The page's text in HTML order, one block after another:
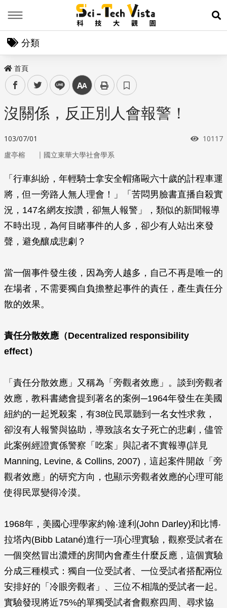
展
分類
首頁
facebooktwitter line 中
沒關係，反正別人會報警！
103/07/01 瀏覽次
10117
盧亭榕 ｜ 國立東華大學社會學系
「行車糾紛，年輕騎士拿安全帽痛毆六十歲的計程車運
將，但一旁路人無人理會！」「苦悶男臉書直播自殺實
況，147名網友按讚，卻無人報警」，類似的新聞報導
不時出現，為何目睹事件的人多，卻少有人站出來發
聲，避免釀成悲劇？
當一個事件發生後，因為旁人越多，自己不再是唯一的
在場者，不需要獨自負擔整起事件的責任，產生責任分
散的效果。
責任分散效應（Decentralized responsibility
effect）
「責任分散效應」又稱為「旁觀者效應」。談到旁觀者
效應，教科書總會提到著名的案例─1964年發生在美國
紐約的一起兇殺案，有38位民眾聽到一名女性求救，
卻沒有人報警與協助，導致該名女子死亡的悲劇，儘管
此案例經證實係警察「吃案」與記者不實報導(詳見
Manning, Levine, & Collins, 2007)，這起案件開啟「旁
觀者效應」的研究方向，也顯示旁觀者效應的心理可能
使得民眾變得冷漠。
1968年，美國心理學家約翰‧達利(John Darley)和比博‧
拉塔內(Bibb Latané)進行一項心理實驗，觀察受試者在
一個突然冒出濃煙的房間內會產生什麼反應，這個實驗
分成三種模式：獨自一位受試者、一位受試者搭配兩位
安排好的「冷眼旁觀者」、三位不相識的受試者一起。
實驗發現將近75%的單獨受試者會觀察四周、尋求協